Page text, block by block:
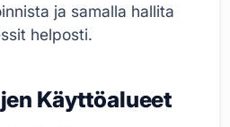
ja samalla hallita
helposti.
Käyttöalueet